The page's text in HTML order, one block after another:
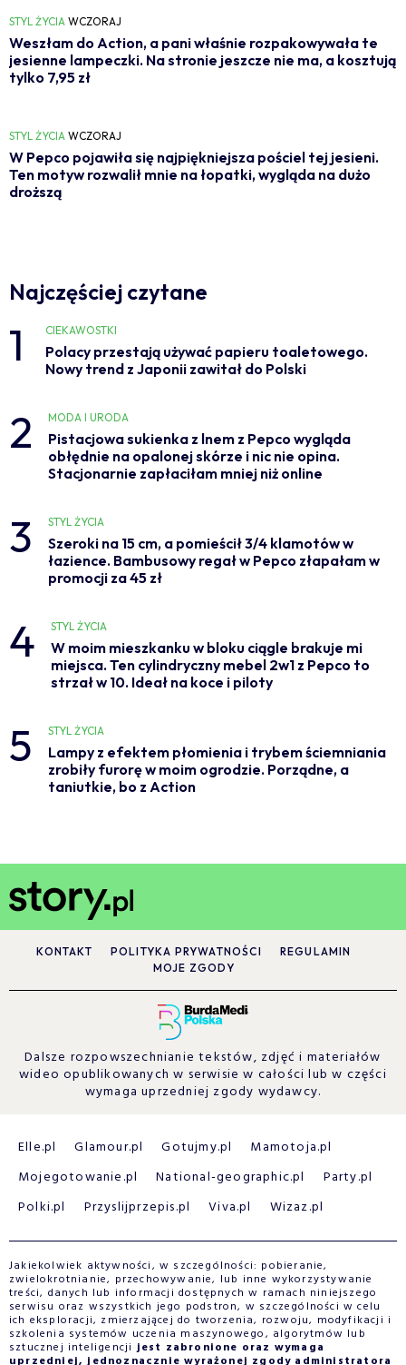
STYL ŻYCIA WCZORAJ
Weszłam do Action, a pani właśnie rozpakowywała te
jesienne lampeczki. Na stronie jeszcze nie ma, a kosztują
tylko 7,95 zł
STYL ŻYCIA WCZORAJ
W Pepco pojawiła się najpiękniejsza pościel tej jesieni.
Ten motyw rozwalił mnie na łopatki, wygląda na dużo
droższą
Najczęściej czytane
1 CIEKAWOSTKI
Polacy przestają używać papieru toaletowego.
Nowy trend z Japonii zawitał do Polski
2 MODA I URODA
Pistacjowa sukienka z lnem z Pepco wygląda
obłędnie na opalonej skórze i nic nie opina.
Stacjonarnie zapłaciłam mniej niż online
3 STYL ŻYCIA
Szeroki na 15 cm, a pomieścił 3/4 klamotów w
łazience. Bambusowy regał w Pepco złapałam w
promocji za 45 zł
4 STYL ŻYCIA
W moim mieszkanku w bloku ciągle brakuje mi
miejsca. Ten cylindryczny mebel 2w1 z Pepco to
strzał w 10. Ideał na koce i piloty
5 STYL ŻYCIA
Lampy z efektem płomienia i trybem ściemniania
zrobiły furorę w moim ogrodzie. Porządne, a
taniutkie, bo z Action
KONTAKT POLITYKA PRYWATNOŚCI
REGULAMIN
MOJE ZGODY
Dalsze rozpowszechnianie tekstów, zdjęć i materiałów
wideo opublikowanych w serwisie w całości lub w części
wymaga uprzedniej zgody wydawcy.
Elle.pl Glamour.pl Gotujmy.pl
Mamotoja.pl
Mojegotowanie.pl
National-geographic.pl
Party.pl
Polki.pl
Przyslijprzepis.pl Viva.pl Wizaz.pl
Jakiekolwiek aktywności, w szczególności: pobieranie,
zwielokrotnianie, przechowywanie, lub inne wykorzystywanie
treści, danych lub informacji dostępnych w ramach niniejszego
serwisu oraz wszystkich jego podstron, w szczególności w celu
ich eksploracji, zmierzającej do tworzenia, rozwoju, modyfikacji i
szkolenia systemów uczenia maszynowego, algorytmów lub
sztucznej inteligencjijest zabronione oraz wymaga